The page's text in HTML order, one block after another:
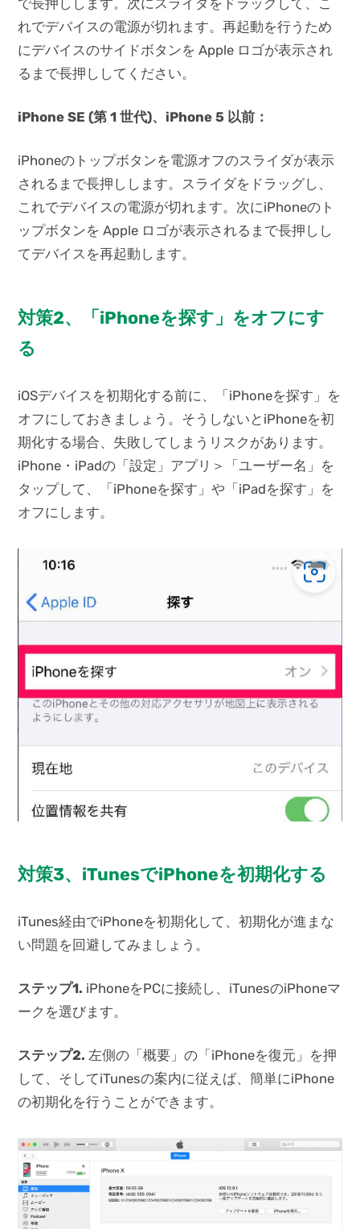
れでデバイスの電源が切れます。再起動を行うため
にデバイスのサイドボタンを Apple ロゴが表示され
るまで長押ししてください。
iPhone SE (第 1 世代)、iPhone 5 以前：
iPhoneのトップボタンを電源オフのスライダが表示
されるまで長押しします。スライダをドラッグし、
これでデバイスの電源が切れます。次にiPhoneのト
ップボタンを Apple ロゴが表示されるまで長押しし
てデバイスを再起動します。
対策2、「iPhoneを探す」をオフにす
る
iOSデバイスを初期化する前に、「iPhoneを探す」を
オフにしておきましょう。そうしないとiPhoneを初
期化する場合、失敗してしまうリスクがあります。
iPhone・iPadの「設定」アプリ＞「ユーザー名」を
タップして、「iPhoneを探す」や「iPadを探す」を
オフにします。
対策3、iTunesでiPhoneを初期化する
iTunes経由でiPhoneを初期化して、初期化が進まな
い問題を回避してみましょう。
ステップ1. iPhoneをPCに接続し、iTunesのiPhoneマ
ークを選びます。
ステップ2. 左側の「概要」の「iPhoneを復元」を押
して、そしてiTunesの案内に従えば、簡単にiPhone
の初期化を行うことができます。